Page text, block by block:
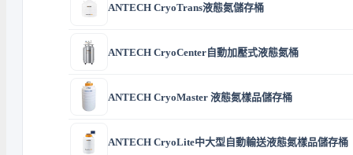
ANTECH CryoTrans液態氮儲存桶
ANTECH CryoCenter自動加壓式液態氮桶
ANTECH CryoMaster 液態氮樣品儲存桶
ANTECH CryoLite中大型自動輸送液態氮樣品儲存桶